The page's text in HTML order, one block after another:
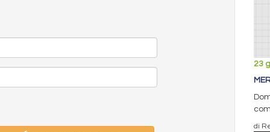
23
di